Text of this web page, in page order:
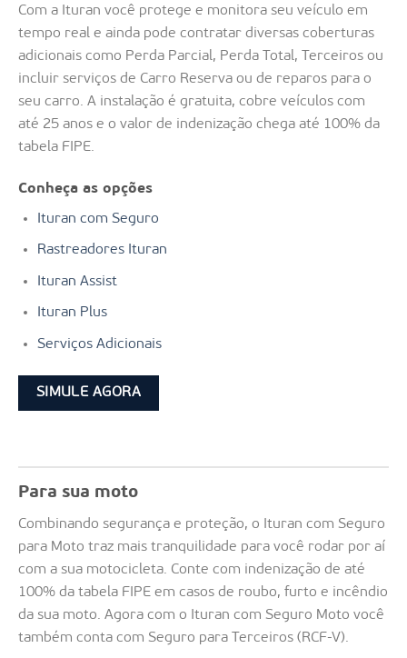
Com a Ituran você protege e monitora seu veículo em
tempo real e ainda pode contratar diversas coberturas
adicionais como Perda Parcial, Perda Total, Terceiros ou
incluir serviços de Carro Reserva ou de reparos para o
seu carro. A instalação é gratuita, cobre veículos com
até 25 anos e o valor de indenização chega até 100% da
tabela FIPE.
Conheça as opções
Ituran com Seguro
Rastreadores Ituran
Ituran Assist
Ituran Plus
Serviços Adicionais
SIMULE AGORA
Para sua moto
Combinando segurança e proteção, o Ituran com Seguro
para Moto traz mais tranquilidade para você rodar por aí
com a sua motocicleta. Conte com indenização de até
100% da tabela FIPE em casos de roubo, furto e incêndio
da sua moto. Agora com o Ituran com Seguro Moto você
também conta com Seguro para Terceiros (RCF-V).